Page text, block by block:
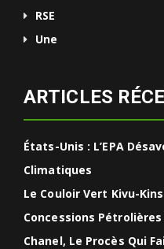
RSE
Une
ARTICLES
États-Unis : L’EPA
Climatiques
Le Couloir Vert Kivu-
Concessions
Chanel, Le Procès Qui